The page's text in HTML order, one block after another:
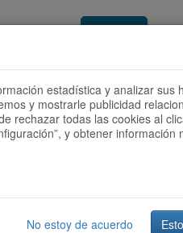
Accedeix
Com funciona
Ordenar
estadística y analizar sus
y mostrarle publicidad
rechazar todas las cookies al
y obtener información
No estoy de acuerdo